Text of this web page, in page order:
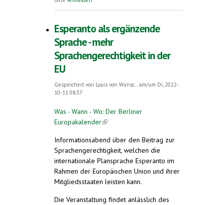
Esperanto als ergänzende
Sprache - mehr
Sprachengerechtigkeit in der
EU
Gespeichert von Louis von Wunsc...am/um Di, 2022-
10-11 08:57
Was - Wann - Wo: Der Berliner
Europakalender(link is external)
Informationsabend über den Beitrag zur
Sprachengerechtigkeit, welchen die
internationale Plansprache Esperanto im
Rahmen der Europäischen Union und ihrer
Mitgliedsstaaten leisten kann.
Die Veranstaltung findet anlässlich des